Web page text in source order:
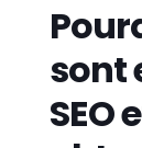
sont
SEO